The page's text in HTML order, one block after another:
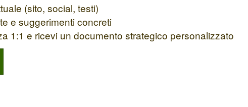
(sito, social, testi)
e suggerimenti concreti
1:1 e ricevi un documento strategico personalizzato